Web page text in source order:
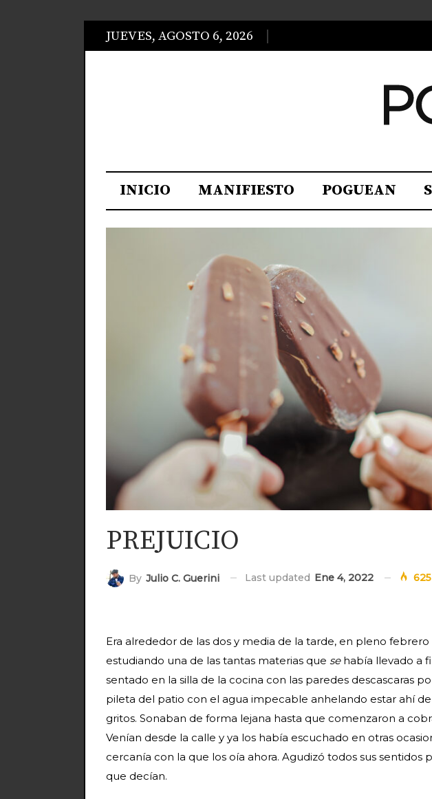
JUEVES, AGOSTO 6, 2026
INICIO MANIFIESTO POGUEAN
PREJUICIO
By Julio C. Guerini Last updated Ene 4, 2022 625
Era alrededor de las dos y media de la tarde, en pleno
estudiando una de las tantas materias que se había llevado a
sentado en la silla de la cocina con las paredes descascaras
pileta del patio con el agua impecable anhelando estar ahí
gritos. Sonaban de forma lejana hasta que comenzaron a
Venían desde la calle y ya los había escuchado en otras
cercanía con la que los oía ahora. Agudizó todos sus sentidos
que decían.